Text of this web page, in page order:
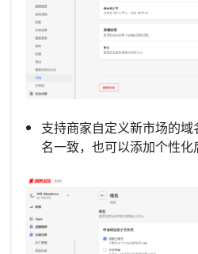
支持商家自定义新市场的
名一致，也可以添加个性化